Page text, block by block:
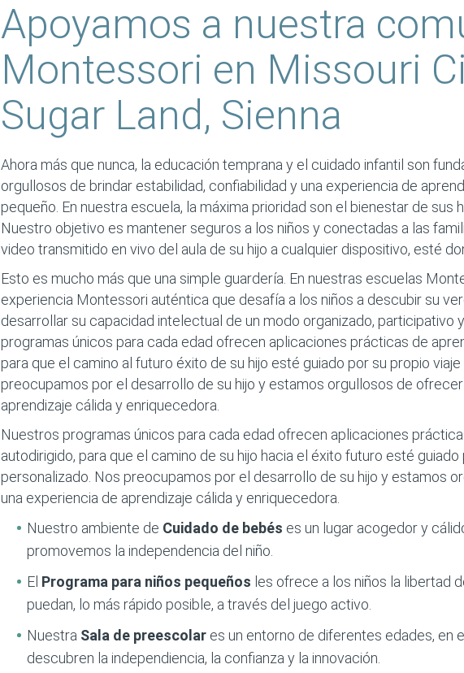
Apoyamos a nuestra
Montessori en Missouri
Sugar Land, Sienna
Ahora más que nunca, la educación temprana y el cuidado infantil son
orgullosos de brindar estabilidad, confiabilidad y una experiencia de
pequeño. En nuestra escuela, la máxima prioridad son el bienestar de sus
Nuestro objetivo es mantener seguros a los niños y conectadas a las
video transmitido en vivo del aula de su hijo a cualquier dispositivo, esté
Esto es mucho más que una simple guardería. En nuestras escuelas
experiencia Montessori auténtica que desafía a los niños a descubir su
desarrollar su capacidad intelectual de un modo organizado, participativo
programas únicos para cada edad ofrecen aplicaciones prácticas de
para que el camino al futuro éxito de su hijo esté guiado por su propio
preocupamos por el desarrollo de su hijo y estamos orgullosos de
aprendizaje cálida y enriquecedora.
Nuestros programas únicos para cada edad ofrecen aplicaciones
autodirigido, para que el camino de su hijo hacia el éxito futuro esté guiado
personalizado. Nos preocupamos por el desarrollo de su hijo y estamos
una experiencia de aprendizaje cálida y enriquecedora.
Nuestro ambiente de Cuidado de bebés es un lugar acogedor y
promovemos la independencia del niño.
El Programa para niños pequeños les ofrece a los niños la libertad
puedan, lo más rápido posible, a través del juego activo.
Nuestra Sala de preescolar es un entorno de diferentes edades, en
descubren la independiencia, la confianza y la innovación.